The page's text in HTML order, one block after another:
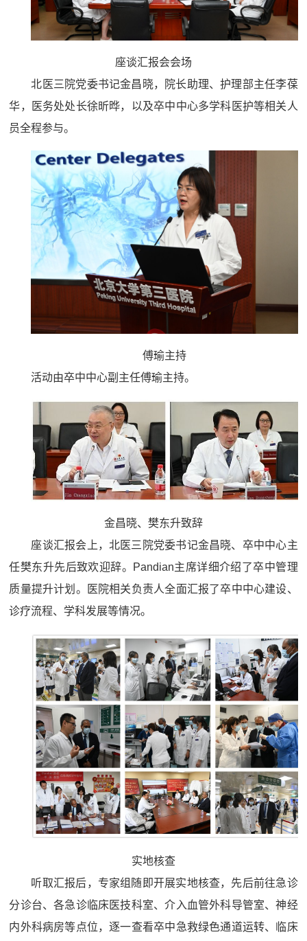
座谈汇报会会场
北医三院党委书记金昌晓，院长助理、护理部主任李葆
华，医务处处长徐昕晔，以及卒中中心多学科医护等相关人
员全程参与。
傅瑜主持
活动由卒中中心副主任傅瑜主持。
金昌晓、樊东升致辞
座谈汇报会上，北医三院党委书记金昌晓、卒中中心主
任樊东升先后致欢迎辞。Pandian主席详细介绍了卒中管理
质量提升计划。医院相关负责人全面汇报了卒中中心建设、
诊疗流程、学科发展等情况。
实地核查
听取汇报后，专家组随即开展实地核查，先后前往急诊
分诊台、各急诊临床医技科室、介入血管外科导管室、神经
内外科病房等点位，逐一查看卒中急救绿色通道运转、临床